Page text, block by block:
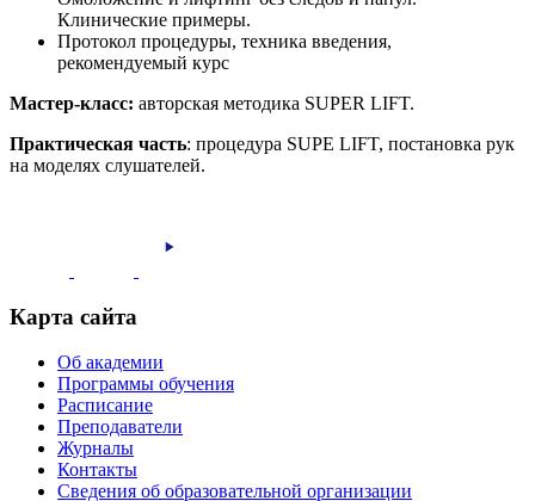
Клинические примеры.
Протокол процедуры, техника введения,
рекомендуемый курс
Мастер-класс: авторская методика SUPER LIFT.
Практическая часть: процедура SUPE LIFT, постановка рук
на моделях слушателей.
Карта сайта
Об академии
Программы обучения
Расписание
Преподаватели
Журналы
Контакты
Сведения об образовательной организации